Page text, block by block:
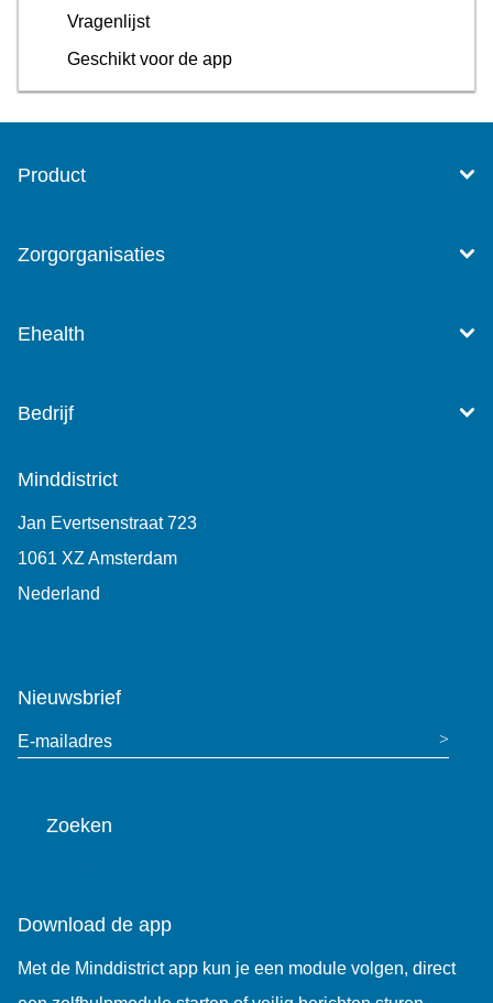
Vragenlijst
Geschikt voor de app
Product
Zorgorganisaties
Ehealth
Bedrijf
Minddistrict
Jan Evertsenstraat 723
1061 XZ Amsterdam
Nederland
Nieuwsbrief
E-mailadres
Zoeken
Download de app
Met de Minddistrict app kun je een module volgen, direct